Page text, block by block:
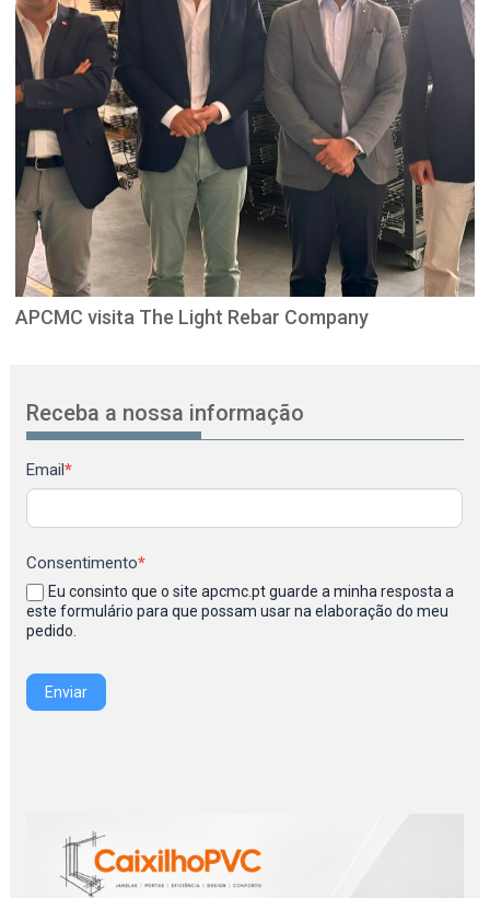
APCMC visita The Light Rebar Company
Receba a nossa informação
Newsletter
Email*
Consentimento*
Eu consinto que o site apcmc.pt guarde a minha resposta a
este formulário para que possam usar na elaboração do meu
pedido.
Enviar